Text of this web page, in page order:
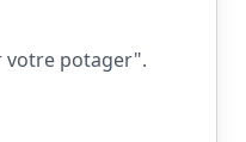
votre potager".